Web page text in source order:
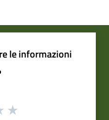
le informazioni